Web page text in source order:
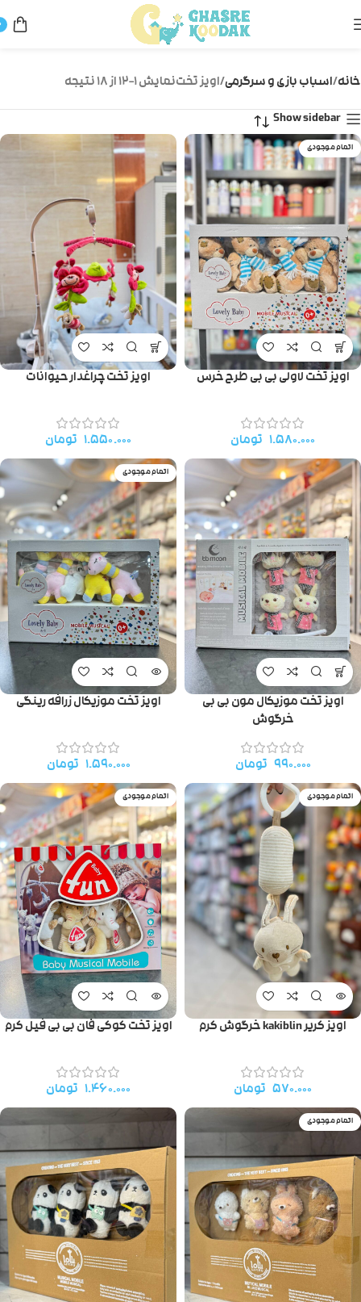
خانه اسباب بازی و سرگرمی اویز تختنمایش 1–12 از 18 نتیجه
Show sidebar
اتمام موجودی
اویز تخت لاولی بی بی طرح خرس
۱.۵۸۰.۰۰۰ تومان
اویز تخت چراغدار حیوانات
۱.۵۵۰.۰۰۰ تومان
اویز تخت موزیکال مون بی بی
خرگوش
۹۹۰.۰۰۰ تومان
اتمام موجودی
اویز تخت موزیکال زرافه رینگی
۱.۵۹۰.۰۰۰ تومان
اتمام موجودی
اویز کریر kakiblin خرگوش کرم
۵۷۰.۰۰۰ تومان
اتمام موجودی
اویز تخت کوکی فان بی بی فیل کرم
۱.۴۶۰.۰۰۰ تومان
اتمام موجودی